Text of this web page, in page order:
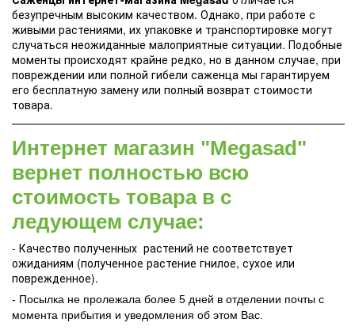
безупречным высоким качеством. Однако, при работе с
живыми растениями, их упаковке и транспортировке могут
случаться неожиданные малоприятные ситуации. Подобные
моменты происходят крайне редко, но в данном случае, при
повреждении или полной гибели саженца мы гарантируем
его бесплатную замену или полный возврат стоимости
товара.
Интернет магазин "Megasad"
вернет полностью всю
стоимость товара в с
ледующем случае:
- Качество полученных растений не соответствует
ожиданиям (полученное растение гнилое, сухое или
поврежденное).
- Посылка не пролежала более 5 дней в отделении почты с
момента прибытия и уведомления об этом Вас.